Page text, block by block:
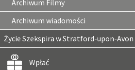
Archiwum Filmy
Archiwum wiadomości
Życie Szekspira w Stratford-upon-Avon
Wpłać